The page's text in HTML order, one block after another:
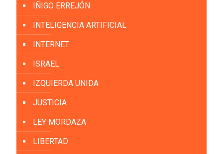
IÑIGO ERREJÓN
INTELIGENCIA ARTIFICIAL
INTERNET
ISRAEL
IZQUIERDA UNIDA
JUSTICIA
LEY MORDAZA
LIBERTAD